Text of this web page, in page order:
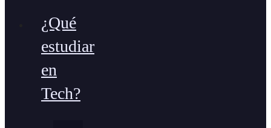
¿Qué
estudiar
en
Tech?